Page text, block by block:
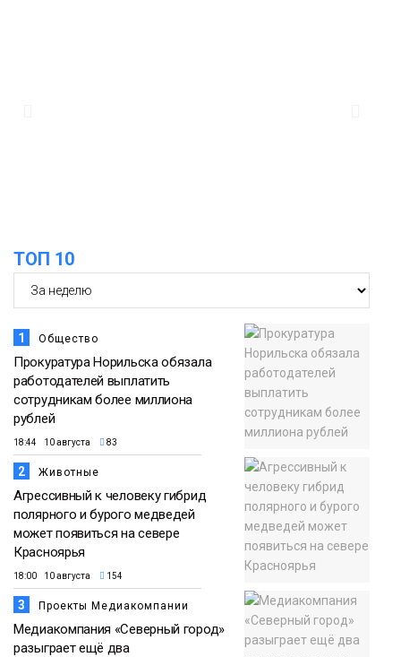
ТОП 10
1 Общество
Прокуратура Норильска обязала
работодателей выплатить
сотрудникам более миллиона
рублей
18:44 10 августа 83
2 Животные
Агрессивный к человеку гибрид
полярного и бурого медведей
может появиться на севере
Красноярья
18:00 10 августа 154
3 Проекты Медиакомпании
Медиакомпания «Северный город»
разыграет ещё два